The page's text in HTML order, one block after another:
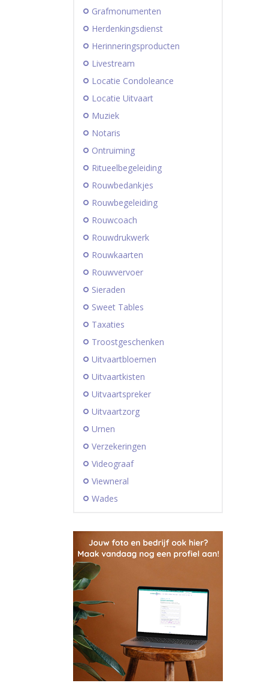
Grafmonumenten
Herdenkingsdienst
Herinneringsproducten
Livestream
Locatie Condoleance
Locatie Uitvaart
Muziek
Notaris
Ontruiming
Ritueelbegeleiding
Rouwbedankjes
Rouwbegeleiding
Rouwcoach
Rouwdrukwerk
Rouwkaarten
Rouwvervoer
Sieraden
Sweet Tables
Taxaties
Troostgeschenken
Uitvaartbloemen
Uitvaartkisten
Uitvaartspreker
Uitvaartzorg
Urnen
Verzekeringen
Videograaf
Viewneral
Wades